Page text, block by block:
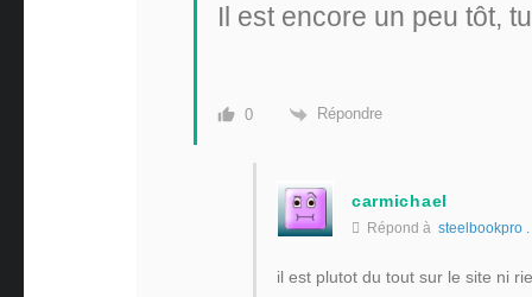
Il est encore un peu tôt,
0 Répondre
carmichael
Répond à steelbookpro .
il est plutot du tout sur le site ni